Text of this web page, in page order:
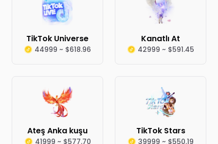
TikTok Universe
44999 ~ $618.96
Kanatlı At
42999 ~ $591.45
Ateş Anka kuşu
41999 ~ $577.70
TikTok Stars
39999 ~ $550.19